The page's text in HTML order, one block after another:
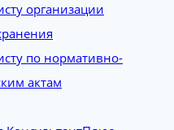
организации
по нормативно-
актам